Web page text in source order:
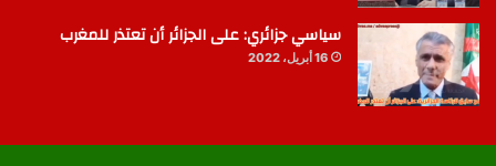
سياسي جزائري: على الجزائر أن تعتذر للمغرب
16 أبريل، 2022